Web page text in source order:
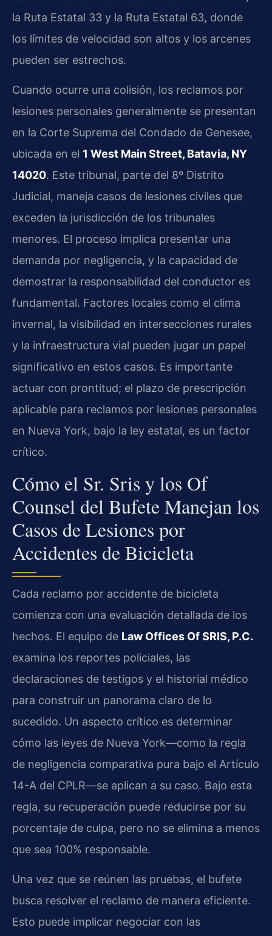
la Ruta Estatal 33 y la Ruta Estatal 63, donde
los límites de velocidad son altos y los arcenes
pueden ser estrechos.
Cuando ocurre una colisión, los reclamos por
lesiones personales generalmente se presentan
en la Corte Suprema del Condado de Genesee,
ubicada en el 1 West Main Street, Batavia, NY
14020. Este tribunal, parte del 8º Distrito
Judicial, maneja casos de lesiones civiles que
exceden la jurisdicción de los tribunales
menores. El proceso implica presentar una
demanda por negligencia, y la capacidad de
demostrar la responsabilidad del conductor es
fundamental. Factores locales como el clima
invernal, la visibilidad en intersecciones rurales
y la infraestructura vial pueden jugar un papel
significativo en estos casos. Es importante
actuar con prontitud; el plazo de prescripción
aplicable para reclamos por lesiones personales
en Nueva York, bajo la ley estatal, es un factor
crítico.
Cómo el Sr. Sris y los Of
Counsel del Bufete Manejan los
Casos de Lesiones por
Accidentes de Bicicleta
Cada reclamo por accidente de bicicleta
comienza con una evaluación detallada de los
hechos. El equipo de Law Offices Of SRIS, P.C.
examina los reportes policiales, las
declaraciones de testigos y el historial médico
para construir un panorama claro de lo
sucedido. Un aspecto crítico es determinar
cómo las leyes de Nueva York—como la regla
de negligencia comparativa pura bajo el Artículo
14-A del CPLR—se aplican a su caso. Bajo esta
regla, su recuperación puede reducirse por su
porcentaje de culpa, pero no se elimina a menos
que sea 100% responsable.
Una vez que se reúnen las pruebas, el bufete
busca resolver el reclamo de manera eficiente.
Esto puede implicar negociar con las